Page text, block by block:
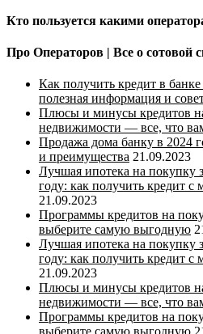
Кто пользуется какими
Про Операторов | Все о сотовой
Как получить кредит в
полезная информация и
Плюсы и минусы кредитов
недвижимости — все, что
Продажа дома банку в 2024
и преимущества 21.09.2023
Лучшая ипотека на покупку
году: как получить кредит
21.09.2023
Программы кредитов на
выберите самую выгодную
Лучшая ипотека на покупку
году: как получить кредит
21.09.2023
Плюсы и минусы кредитов
недвижимости — все, что
Программы кредитов на